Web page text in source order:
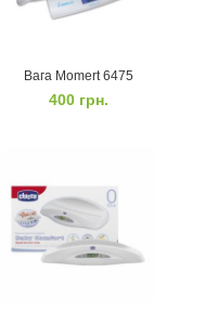
Вага Momert 6475
400 грн.